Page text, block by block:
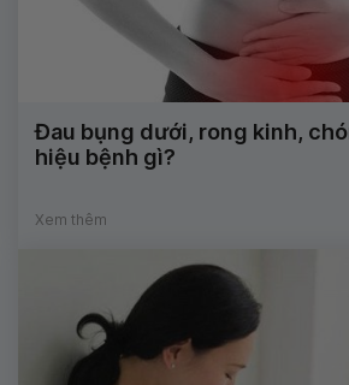
Đau bụng dưới, rong kinh,
hiệu bệnh gì?
Xem thêm